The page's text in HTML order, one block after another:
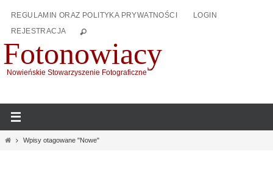
treści
REGULAMIN ORAZ POLITYKA PRYWATNOŚCI
LOGIN
REJESTRACJA
Fotonowiacy
Nowieńskie Stowarzyszenie Fotograficzne
HomeWpisy otagowane "Nowe"